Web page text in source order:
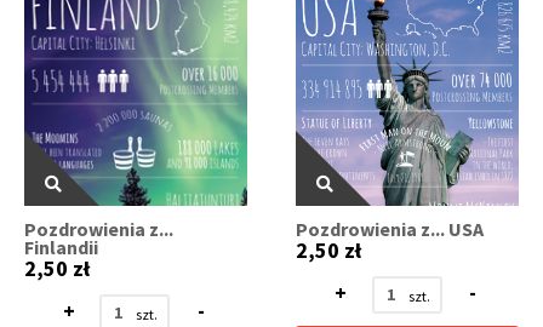
Pozdrowienia z...
Finlandii
2,50 zł
+
-
Pozdrowienia z... USA
2,50 zł
+
-